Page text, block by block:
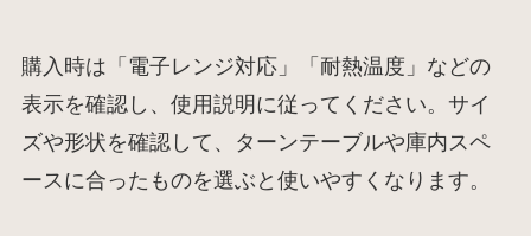
購入時は「電子レンジ対応」「耐熱温度」などの
表示を確認し、使用説明に従ってください。サイ
ズや形状を確認して、ターンテーブルや庫内スペ
ースに合ったものを選ぶと使いやすくなります。